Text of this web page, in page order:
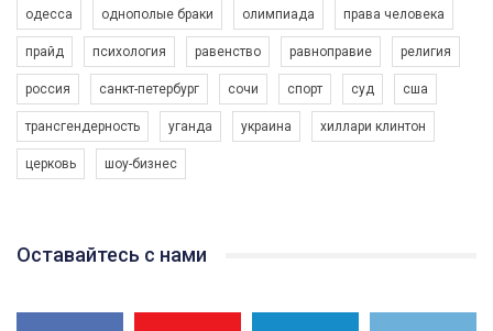
6/30/2017
Емоційний та вражаючий промо-ролік на конкурс PACT, який
представляє програму "Гей-альянс Україна" з протидії
насильству проти ЛГБТ в Україні.
Ми просимо вашої підтримки, щоб реалізувати нашу
програму з боротьби з насильством проти ЛГБТ в Україні.
Якщо ти хочеш підтримати нас - просто натисни "лайк" під
best video, representing programme for the development of
1.9K Просмотров • 226 Нравится • 5 Комментариев
одесса однополые браки олимпиада права человека
прайд психология равенство равноправие религия
россия санкт-петербург сочи спорт суд сша
трансгендерность уганда украина хиллари клинтон
церковь шоу-бизнес
Оставайтесь с нами